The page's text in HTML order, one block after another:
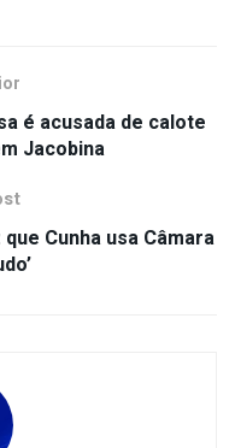
é acusada de calote
Jacobina
Cunha usa Câmara